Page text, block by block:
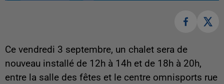
Ce vendredi 3 septembre, un chalet sera de
nouveau installé de 12h à 14h et de 18h à 20h,
entre la salle des fêtes et le centre omnisports rue